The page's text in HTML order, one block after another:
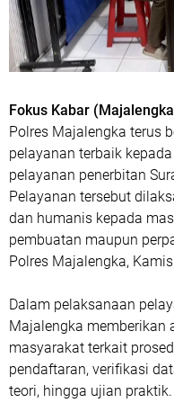
Fokus Kabar
Polres Majalengka terus
pelayanan terbaik
pelayanan penerbitan
Pelayanan tersebut
dan humanis kepada
pembuatan maupun
Polres Majalengka,
Dalam pelaksanaan
Majalengka memberikan
masyarakat terkait
pendaftaran, verifikasi
teori, hingga ujian